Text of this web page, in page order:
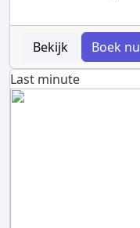
Bekijk
Boek nu
Last minute